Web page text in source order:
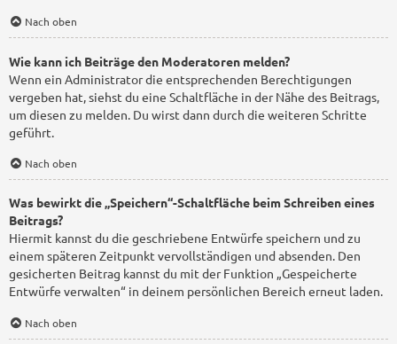
Nach oben
Wie kann ich Beiträge den Moderatoren melden?
Wenn ein Administrator die entsprechenden Berechtigungen
vergeben hat, siehst du eine Schaltfläche in der Nähe des Beitrags,
um diesen zu melden. Du wirst dann durch die weiteren Schritte
geführt.
Nach oben
Was bewirkt die „Speichern“-Schaltfläche beim Schreiben eines
Beitrags?
Hiermit kannst du die geschriebene Entwürfe speichern und zu
einem späteren Zeitpunkt vervollständigen und absenden. Den
gesicherten Beitrag kannst du mit der Funktion „Gespeicherte
Entwürfe verwalten“ in deinem persönlichen Bereich erneut laden.
Nach oben